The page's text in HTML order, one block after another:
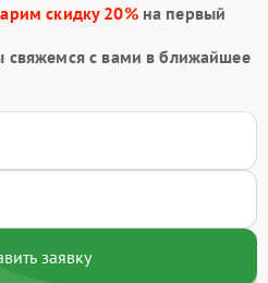
скидку 20%на первый
с вами в ближайшее
заявку